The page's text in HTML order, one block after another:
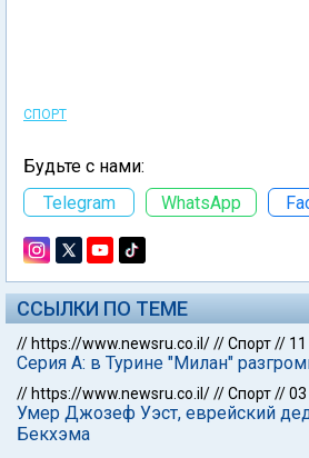
СПОРТ
Будьте с нами:
Telegram
WhatsApp
ССЫЛКИ ПО ТЕМЕ
// https://www.newsru.co.il///Спорт//
Серия А: в Турине "Милан"
// https://www.newsru.co.il///Спорт//
Умер Джозеф Уэст, еврейский
Бекхэма